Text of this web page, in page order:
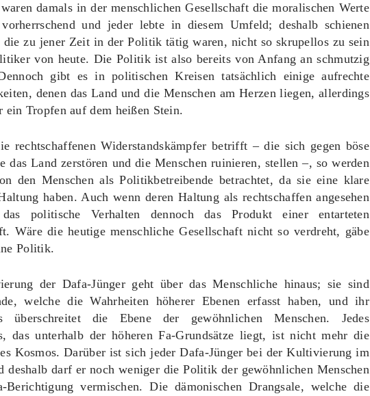
damals in der menschlichen Gesellschaft die moralischen Werte
und jeder lebte in diesem Umfeld; deshalb schienen
die zu jener Zeit in der Politik tätig waren, nicht so skrupellos zu sein
von heute. Die Politik ist also bereits von Anfang an schmutzig
gibt es in politischen Kreisen tatsächlich einige aufrechte
denen das Land und die Menschen am Herzen liegen, allerdings
ein Tropfen auf dem heißen Stein.
rechtschaffenen Widerstandskämpfer betrifft – die sich gegen böse
das Land zerstören und die Menschen ruinieren, stellen –, so werden
den Menschen als Politikbetreibende betrachtet, da sie eine klare
haben. Auch wenn deren Haltung als rechtschaffen angesehen
politische Verhalten dennoch das Produkt einer entarteten
Wäre die heutige menschliche Gesellschaft nicht so verdreht, gäbe
Politik.
der Dafa-Jünger geht über das Menschliche hinaus; sie sind
welche die Wahrheiten höherer Ebenen erfasst haben, und ihr
überschreitet die Ebene der gewöhnlichen Menschen. Jedes
das unterhalb der höheren Fa-Grundsätze liegt, ist nicht mehr die
Kosmos. Darüber ist sich jeder Dafa-Jünger bei der Kultivierung im
deshalb darf er noch weniger die Politik der gewöhnlichen Menschen
vermischen. Die dämonischen Drangsale, welche die